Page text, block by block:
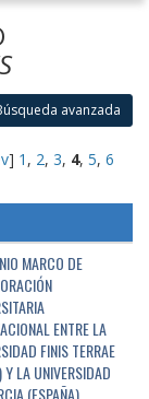
avanzada
] 1 , 2, 3, 4, 5, 6
MARCO DE
ENTRE LA
FINIS TERRAE
Y LA UNIVERSIDAD
(ESPAÑA)